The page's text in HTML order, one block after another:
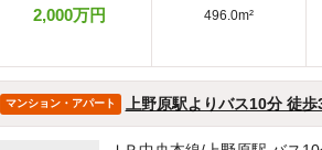
2,000万円 496.0m²
マンション・アパート 上野原駅よりバス10分 徒